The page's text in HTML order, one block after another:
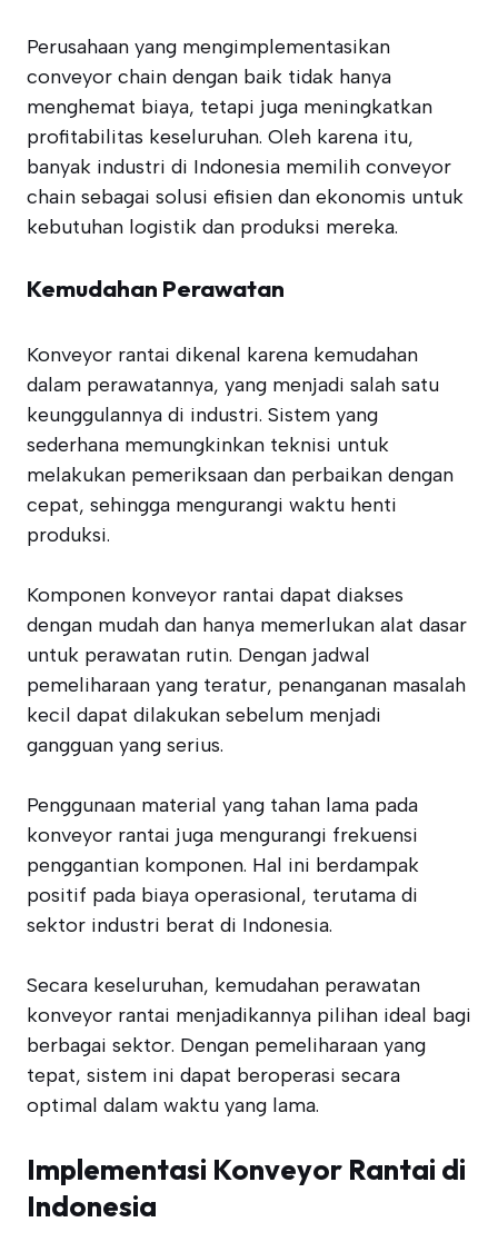
Perusahaan yang mengimplementasikan
conveyor chain dengan baik tidak hanya
menghemat biaya, tetapi juga meningkatkan
profitabilitas keseluruhan. Oleh karena itu,
banyak industri di Indonesia memilih conveyor
chain sebagai solusi efisien dan ekonomis untuk
kebutuhan logistik dan produksi mereka.
Kemudahan Perawatan
Konveyor rantai dikenal karena kemudahan
dalam perawatannya, yang menjadi salah satu
keunggulannya di industri. Sistem yang
sederhana memungkinkan teknisi untuk
melakukan pemeriksaan dan perbaikan dengan
cepat, sehingga mengurangi waktu henti
produksi.
Komponen konveyor rantai dapat diakses
dengan mudah dan hanya memerlukan alat dasar
untuk perawatan rutin. Dengan jadwal
pemeliharaan yang teratur, penanganan masalah
kecil dapat dilakukan sebelum menjadi
gangguan yang serius.
Penggunaan material yang tahan lama pada
konveyor rantai juga mengurangi frekuensi
penggantian komponen. Hal ini berdampak
positif pada biaya operasional, terutama di
sektor industri berat di Indonesia.
Secara keseluruhan, kemudahan perawatan
konveyor rantai menjadikannya pilihan ideal bagi
berbagai sektor. Dengan pemeliharaan yang
tepat, sistem ini dapat beroperasi secara
optimal dalam waktu yang lama.
Implementasi Konveyor Rantai di
Indonesia